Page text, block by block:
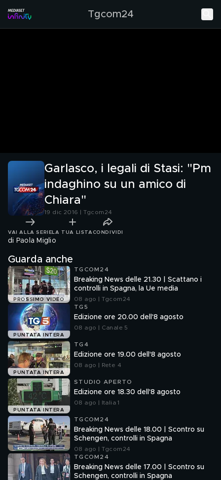
Tgcom24
Garlasco, i legali di Stasi: "Pm
indaghino su un amico di
Chiara"
19 dic 2016 | Tgcom24
VAI ALLA SERIE LA TUA LISTA CONDIVIDI
di Paola Miglio
Guarda anche
PROSSIMO VIDEO
TGCOM24
Breaking News delle 21.30 | Scattano i
controlli in Spagna, la Ue media
08 ago | Tgcom24
PUNTATA INTERA
TG5
Edizione ore 20.00 dell'8 agosto
08 ago | Canale 5
PUNTATA INTERA
TG4
Edizione ore 19.00 dell'8 agosto
08 ago | Rete 4
PUNTATA INTERA
STUDIO APERTO
Edizione ore 18.30 dell'8 agosto
08 ago | Italia 1
TGCOM24
Breaking News delle 18.00 | Scontro su
Schengen, controlli in Spagna
08 ago | Tgcom24
TGCOM24
Breaking News delle 17.00 | Scontro su
Schengen, controlli in Spagna